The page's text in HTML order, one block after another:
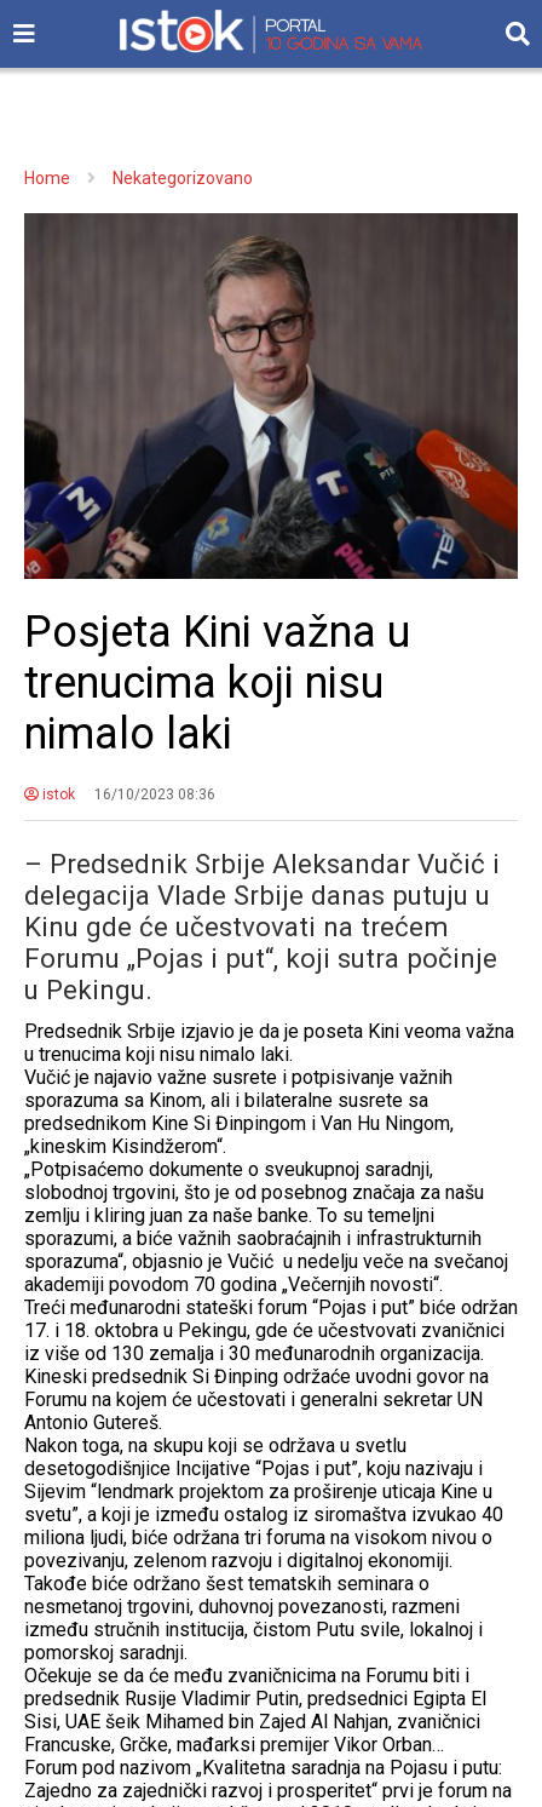
Home Nekategorizovano
Posjeta Kini važna u
trenucima koji nisu
nimalo laki
istok 16/10/2023 08:36
– Predsednik Srbije Aleksandar Vučić i
delegacija Vlade Srbije danas putuju u
Kinu gde će učestvovati na trećem
Forumu „Pojas i put“, koji sutra počinje
u Pekingu.
Predsednik Srbije izjavio je da je poseta Kini veoma važna
u trenucima koji nisu nimalo laki.
Vučić je najavio važne susrete i potpisivanje važnih
sporazuma sa Kinom, ali i bilateralne susrete sa
predsednikom Kine Si Đinpingom i Van Hu Ningom,
„kineskim Kisindžerom“.
„Potpisaćemo dokumente o sveukupnoj saradnji,
slobodnoj trgovini, što je od posebnog značaja za našu
zemlju i kliring juan za naše banke. To su temeljni
sporazumi, a biće važnih saobraćajnih i infrastrukturnih
sporazuma“, objasnio je Vučić u nedelju veče na svečanoj
akademiji povodom 70 godina „Večernjih novosti“.
Treći međunarodni stateški forum “Pojas i put” biće održan
17. i 18. oktobra u Pekingu, gde će učestvovati zvaničnici
iz više od 130 zemalja i 30 međunarodnih organizacija.
Kineski predsednik Si Đinping održaće uvodni govor na
Forumu na kojem će učestovati i generalni sekretar UN
Antonio Gutereš.
Nakon toga, na skupu koji se održava u svetlu
desetogodišnjice Incijative “Pojas i put”, koju nazivaju i
Sijevim “lendmark projektom za proširenje uticaja Kine u
svetu”, a koji je između ostalog iz siromaštva izvukao 40
miliona ljudi, biće održana tri foruma na visokom nivou o
povezivanju, zelenom razvoju i digitalnoj ekonomiji.
Takođe biće održano šest tematskih seminara o
nesmetanoj trgovini, duhovnoj povezanosti, razmeni
između stručnih institucija, čistom Putu svile, lokalnoj i
pomorskoj saradnji.
Očekuje se da će među zvaničnicima na Forumu biti i
predsednik Rusije Vladimir Putin, predsednici Egipta El
Sisi, UAE šeik Mihamed bin Zajed Al Nahjan, zvaničnici
Francuske, Grčke, mađarksi premijer Vikor Orban…
Forum pod nazivom „Kvalitetna saradnja na Pojasu i putu:
Zajedno za zajednički razvoj i prosperitet“ prvi je forum na